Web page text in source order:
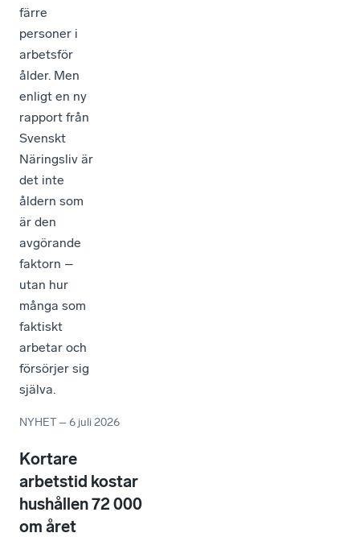
färre
personer i
arbetsför
ålder. Men
enligt en ny
rapport från
Svenskt
Näringsliv är
det inte
åldern som
är den
avgörande
faktorn –
utan hur
många som
faktiskt
arbetar och
försörjer sig
själva.
NYHET –6 juli 2026
Kortare
arbetstid kostar
hushållen 72 000
om året